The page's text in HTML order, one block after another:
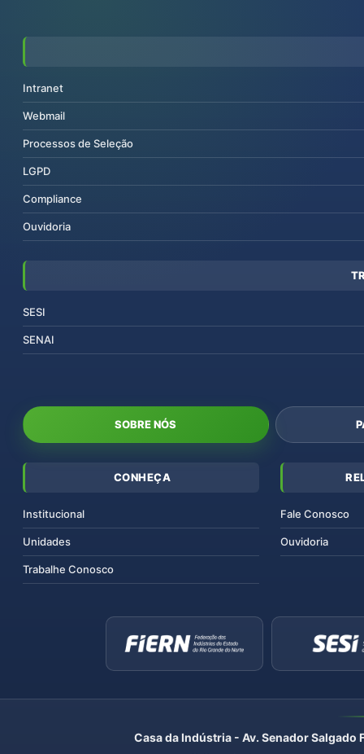
Intranet
Webmail
Processos de Seleção
LGPD
Compliance
Ouvidoria
SESI
SENAI
SOBRE NÓS
CONHEÇA
Institucional
Unidades
Trabalhe Conosco
Fale Conosco
Ouvidoria
Casa da Indústria - Av. Senador